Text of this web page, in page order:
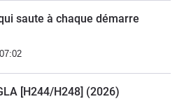
saute à chaque démarre
[H244/H248] (2026)